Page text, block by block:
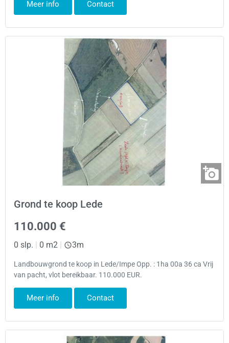
Meer info Contact
Grond te koop Lede
110.000 €
0 slp. 0 m2 3m
Landbouwgrond te koop in Lede/Impe Opp. : 1ha 00a 36 ca Vrij
van pacht, vlot bereikbaar. 110.000 EUR.
Meer info Contact